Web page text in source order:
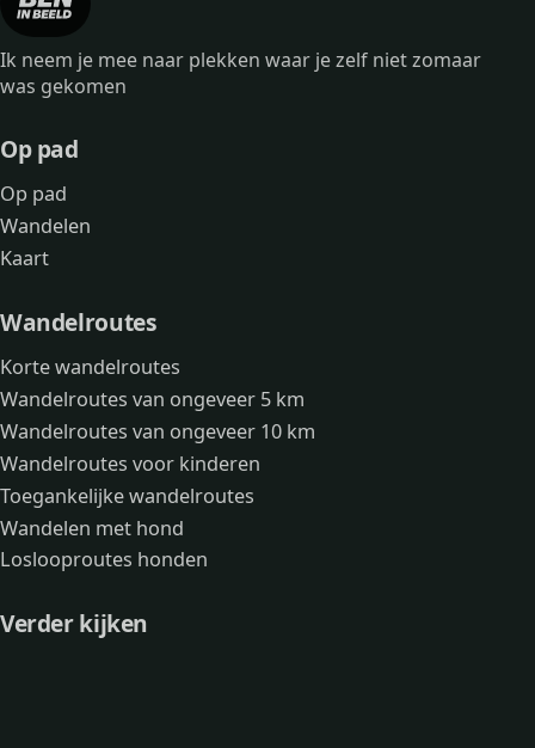
Ik neem je mee naar plekken waar je zelf niet zomaar
was gekomen
Op pad
Op pad
Wandelen
Kaart
Wandelroutes
Korte wandelroutes
Wandelroutes van ongeveer 5 km
Wandelroutes van ongeveer 10 km
Wandelroutes voor kinderen
Toegankelijke wandelroutes
Wandelen met hond
Loslooproutes honden
Verder kijken